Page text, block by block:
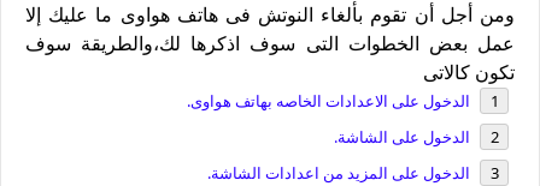
ومن أجل أن تقوم بألغاء النوتش فى هاتف هواوى ما عليك إلا
عمل بعض الخطوات التى سوف اذكرها لك،والطريقة سوف
تكون كالاتى
الدخول على الاعدادات الخاصه بهاتف هواوى.
الدخول على الشاشة.
الدخول على المزيد من اعدادات الشاشة.